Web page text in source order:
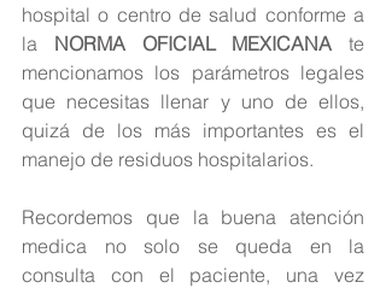
hospital o centro de salud conforme a
la NORMA OFICIAL MEXICANA te
mencionamos los parámetros legales
que necesitas llenar y uno de ellos,
quizá de los más importantes es el
manejo de residuos hospitalarios.
Recordemos que la buena atención
medica no solo se queda en la
consulta con el paciente, una vez